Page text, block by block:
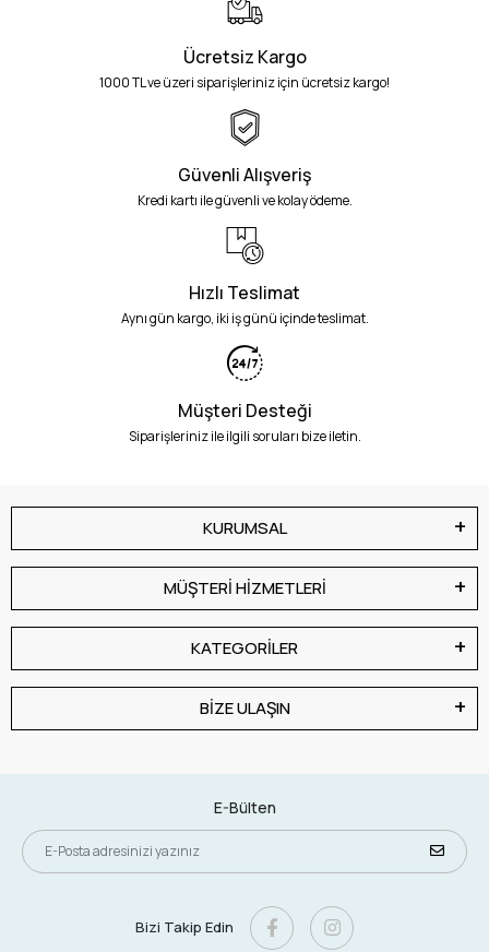
Ücretsiz Kargo
1000 TL ve üzeri siparişleriniz için ücretsiz kargo!
Güvenli Alışveriş
Kredi kartı ile güvenli ve kolay ödeme.
Hızlı Teslimat
Aynı gün kargo, iki iş günü içinde teslimat.
Müşteri Desteği
Siparişleriniz ile ilgili soruları bize iletin.
KURUMSAL
MÜŞTERİ HİZMETLERİ
KATEGORİLER
BİZE ULAŞIN
E-Bülten
Bizi Takip Edin